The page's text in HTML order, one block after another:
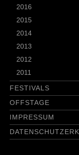
2016
2015
2014
2013
2012
2011
FESTIVALS
OFFSTAGE
IMPRESSUM